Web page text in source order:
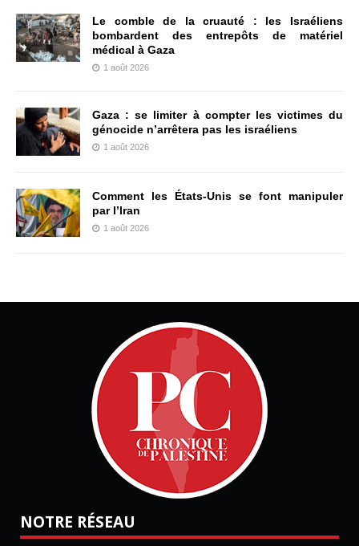
Le comble de la cruauté : les Israéliens
bombardent des entrepôts de matériel
médical à Gaza
1 août 2026
Gaza : se limiter à compter les victimes du
génocide n’arrêtera pas les israéliens
1 août 2026
Comment les États-Unis se font manipuler
par l’Iran
1 août 2026
NOTRE RÉSEAU